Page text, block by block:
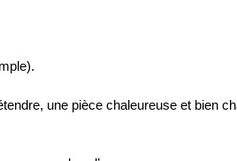
une pièce chaleureuse et bien